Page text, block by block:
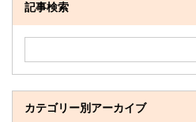
記事検索
カテゴリー別アーカイブ